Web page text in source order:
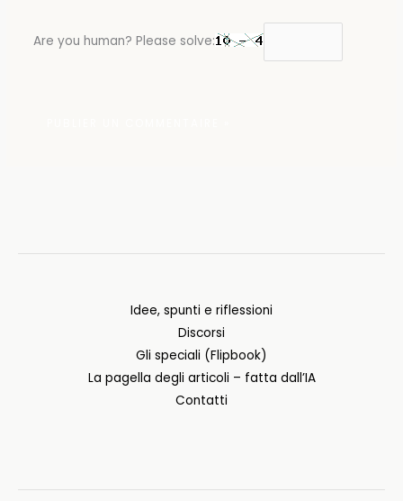
Are you human? Please solve:
Idee, spunti e riflessioni
Discorsi
Gli speciali (Flipbook)
La pagella degli articoli – fatta dall’IA
Contatti